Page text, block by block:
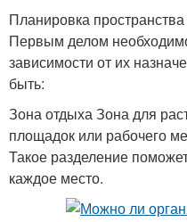
Планировка
Первым делом
зависимости от их
быть:
Зона отдыха Зона для
площадок или рабочего
Такое разделение
каждое место.